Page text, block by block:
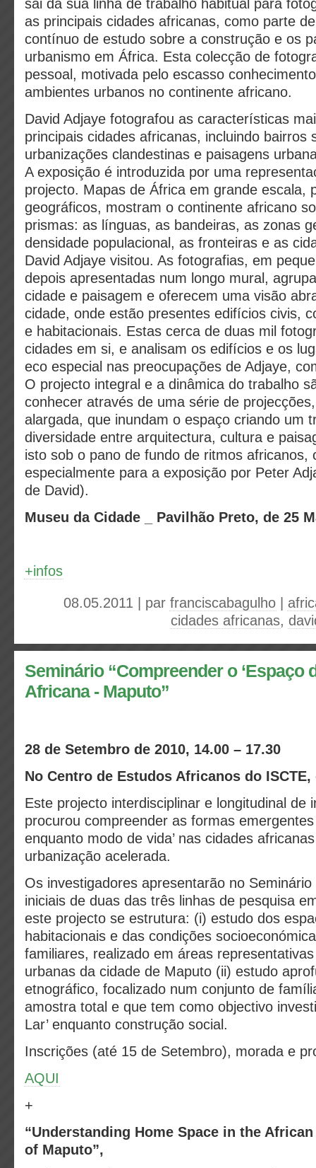
sai da sua linha de trabalho habitual para
as principais cidades africanas, como parte
contínuo de estudo sobre a construção e os
urbanismo em África. Esta colecção de
pessoal, motivada pelo escasso
ambientes urbanos no continente africano.
David Adjaye fotografou as características
principais cidades africanas, incluindo bairros
urbanizações clandestinas e paisagens
A exposição é introduzida por uma
projecto. Mapas de África em grande escala,
geográficos, mostram o continente africano
prismas: as línguas, as bandeiras, as zonas
densidade populacional, as fronteiras e as
David Adjaye visitou. As fotografias, em
depois apresentadas num longo mural,
cidade e paisagem e oferecem uma visão
cidade, onde estão presentes edifícios civis,
e habitacionais. Estas cerca de duas mil
cidades em si, e analisam os edifícios e os
eco especial nas preocupações de Adjaye,
O projecto integral e a dinâmica do trabalho
conhecer através de uma série de
alargada, que inundam o espaço criando um
diversidade entre arquitectura, cultura e
isto sob o pano de fundo de ritmos africanos,
especialmente para a exposição por Peter
de David).
Museu da Cidade _ Pavilhão Preto, de 25
+infos
08.05.2011 | par franciscabagulho
cidades africanas,
Seminário “Compreender o ‘Espaço
Africana - Maputo”
28 de Setembro de 2010, 14.00 – 17.30
No Centro de Estudos Africanos do
Este projecto interdisciplinar e longitudinal de
procurou compreender as formas emergentes
enquanto modo de vida’ nas cidades
urbanização acelerada.
Os investigadores apresentarão no
iniciais de duas das três linhas de pesquisa
este projecto se estrutura: (i) estudo dos
habitacionais e das condições
familiares, realizado em áreas
urbanas da cidade de Maputo (ii) estudo
etnográfico, focalizado num conjunto de
amostra total e que tem como objectivo
Lar’ enquanto construção social.
Inscrições (até 15 de Setembro), morada e
AQUI
+
“Understanding Home Space in the
of Maputo”,